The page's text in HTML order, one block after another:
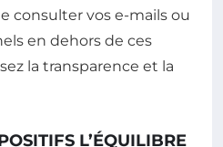
consulter vos e-mails ou
en dehors de ces
la transparence et la
L’ÉQUILIBRE